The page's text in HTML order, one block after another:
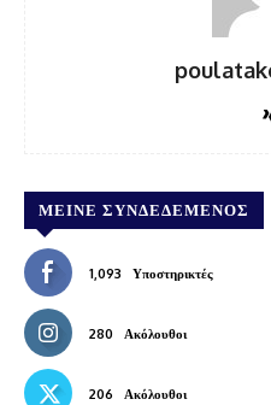
ΜΕΊΝΕ ΣΥΝΔΕΔΕΜΈΝΟΣ
1,093 Υποστηρικτές
280 Ακόλουθοι
206 Ακόλουθοι